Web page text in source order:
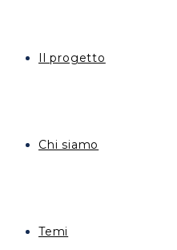
Il progetto
Chi siamo
Temi